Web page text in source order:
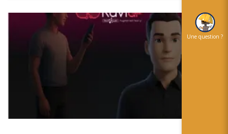
Une question ?